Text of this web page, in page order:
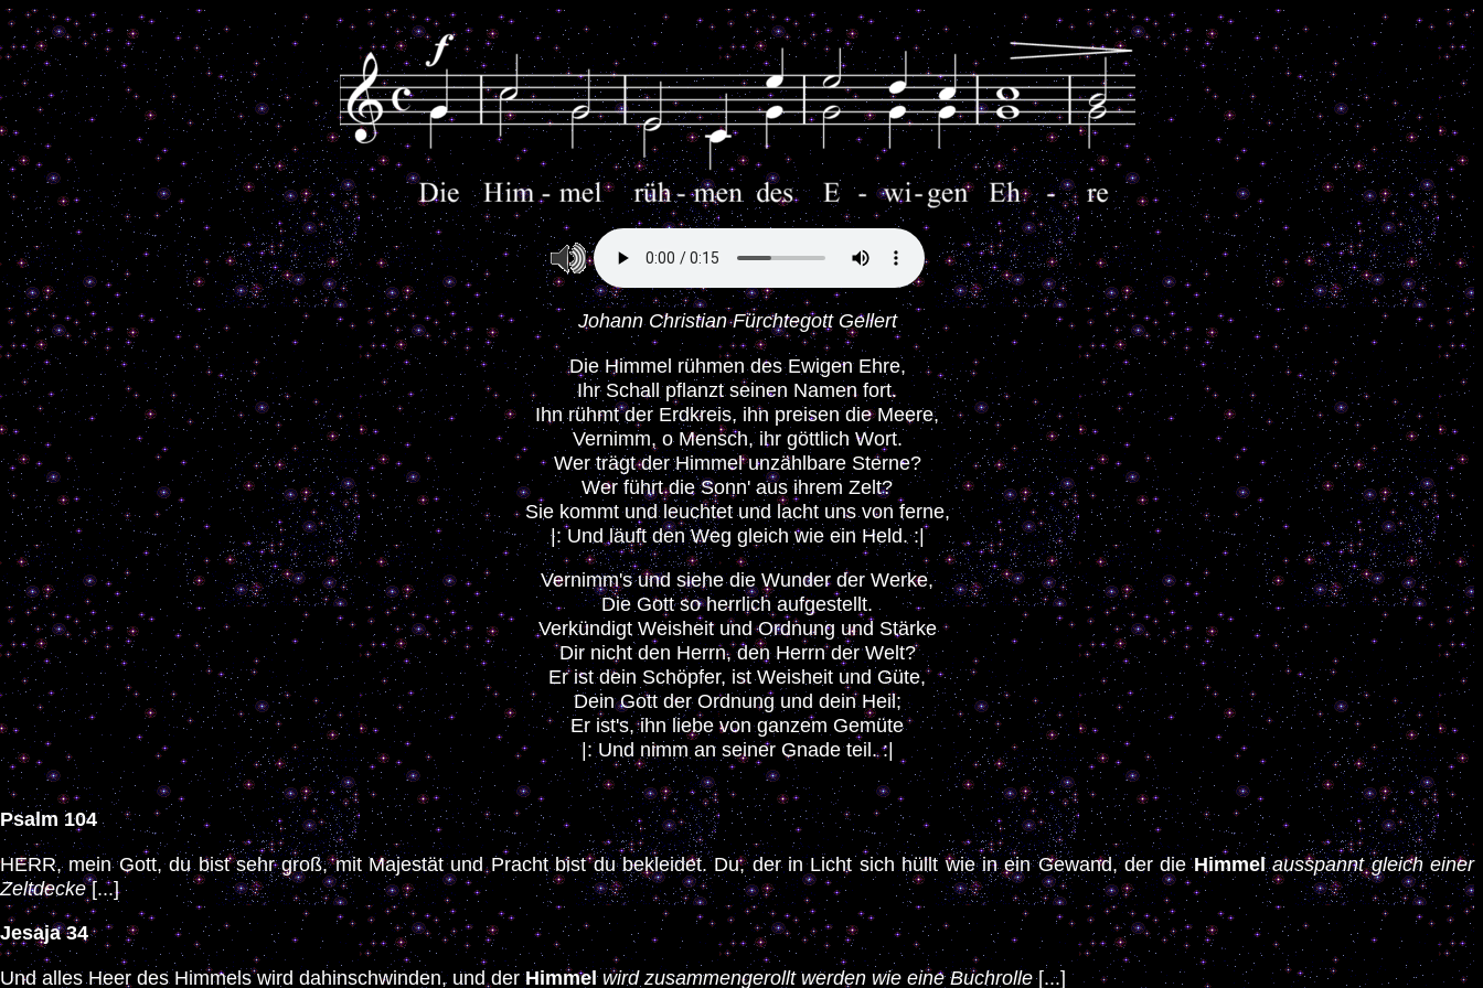
Johann Christian Fürchtegott Gellert
Die Himmel rühmen des Ewigen Ehre,
Ihr Schall pflanzt seinen Namen fort.
Ihn rühmt der Erdkreis, ihn preisen die Meere,
Vernimm, o Mensch, ihr göttlich Wort.
Wer trägt der Himmel unzählbare Sterne?
Wer führt die Sonn' aus ihrem Zelt?
Sie kommt und leuchtet und lacht uns von ferne,
|: Und läuft den Weg gleich wie ein Held. :|
Vernimm's und siehe die Wunder der Werke,
Die Gott so herrlich aufgestellt.
Verkündigt Weisheit und Ordnung und Stärke
Dir nicht den Herrn, den Herrn der Welt?
Er ist dein Schöpfer, ist Weisheit und Güte,
Dein Gott der Ordnung und dein Heil;
Er ist's, ihn liebe von ganzem Gemüte
|: Und nimm an seiner Gnade teil. :|
Psalm 104
HERR, mein Gott, du bist sehr groß, mit Majestät und Pracht bist du bekleidet. Du, der in Licht sich hüllt wie in ein Gewand, der die Himmel ausspannt gleich einer
Zeltdecke[...]
Jesaja 34
Und alles Heer des Himmels wird dahinschwinden, und derHimmel wird zusammengerollt werden wie eine Buchrolle[...]